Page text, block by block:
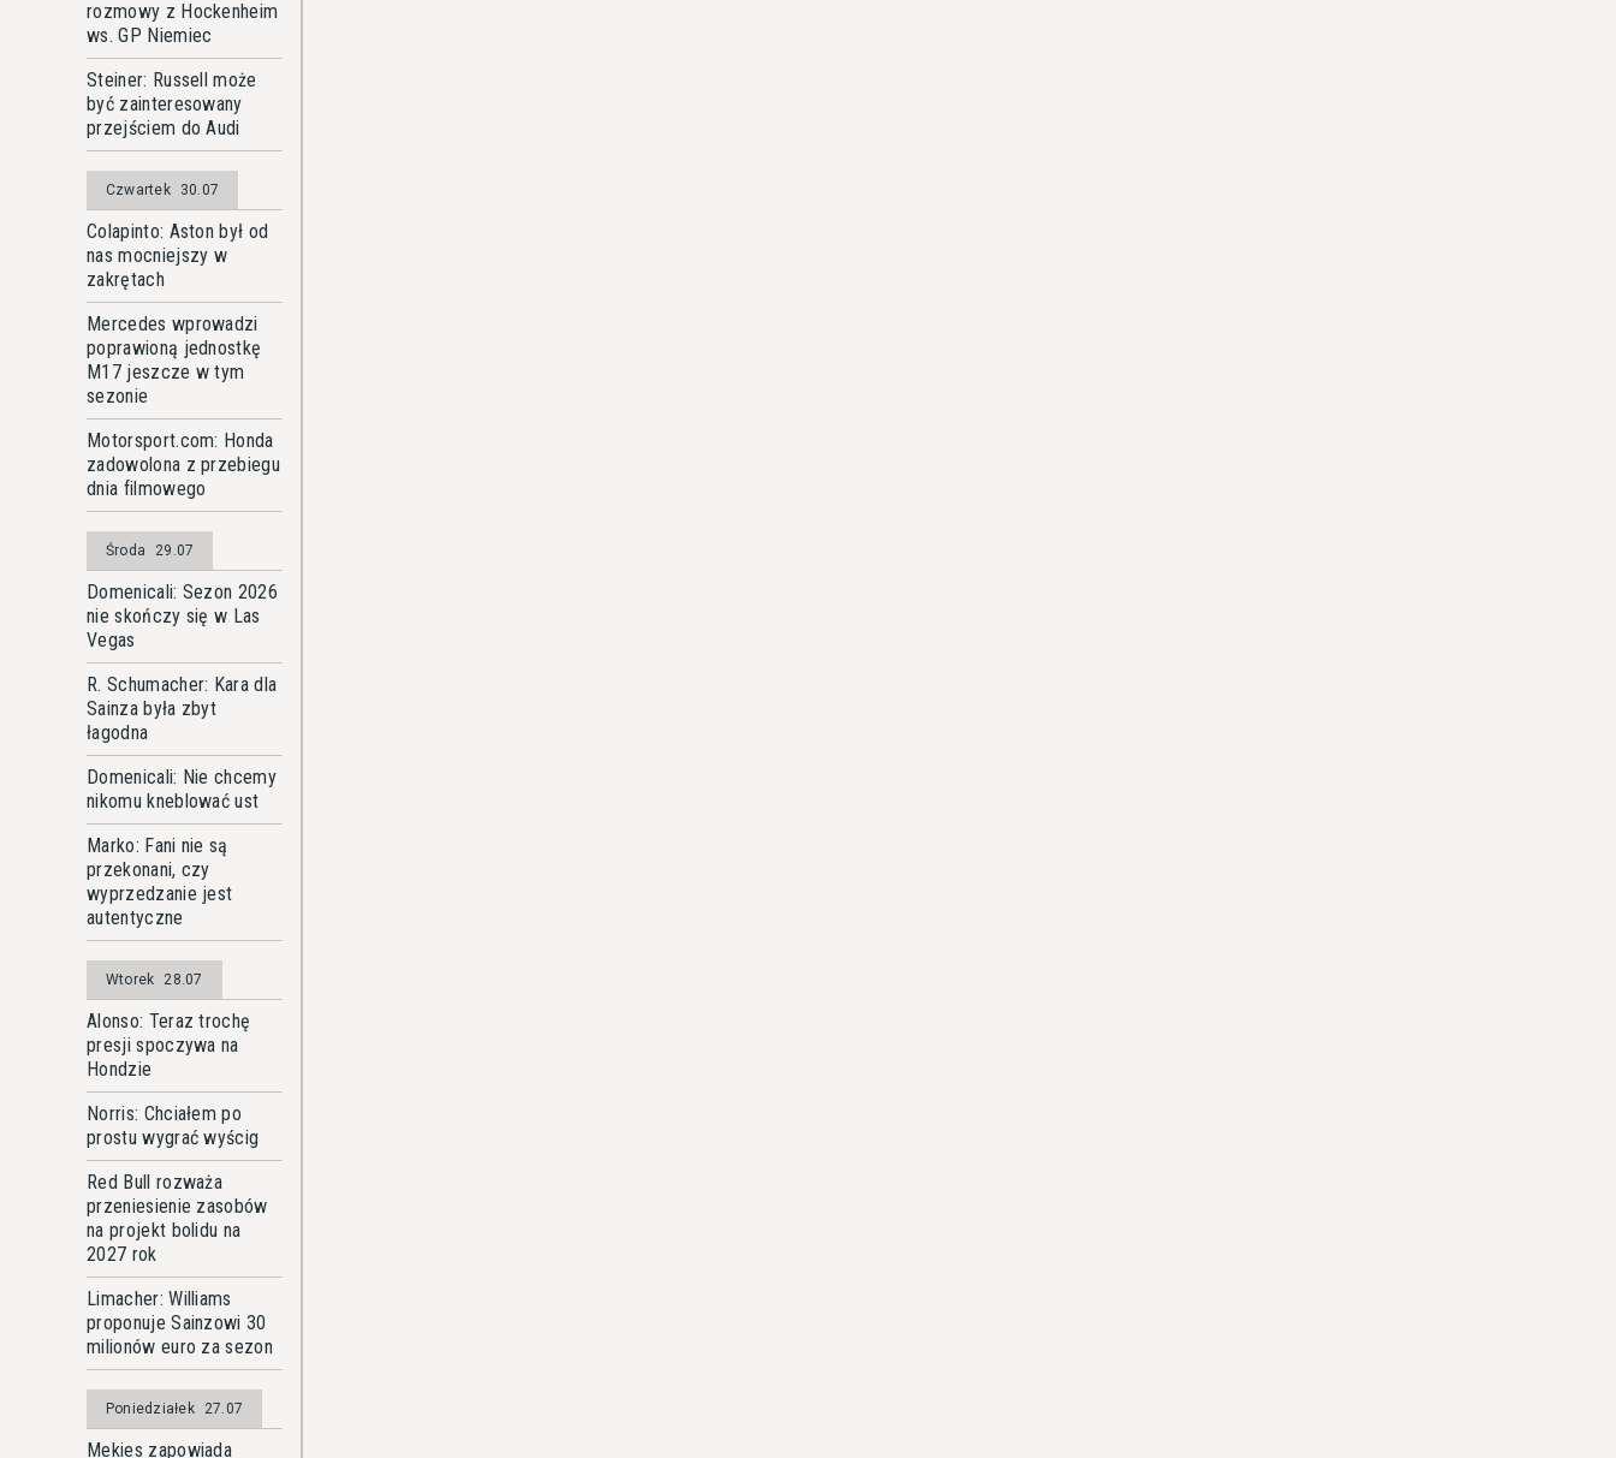
rozmowy z Hockenheim
ws. GP Niemiec
Steiner: Russell może
być zainteresowany
przejściem do Audi
Czwartek 30.07
Colapinto: Aston był od
nas mocniejszy w
zakrętach
Mercedes wprowadzi
poprawioną jednostkę
M17 jeszcze w tym
sezonie
Motorsport.com: Honda
zadowolona z przebiegu
dnia filmowego
Środa 29.07
Domenicali: Sezon 2026
nie skończy się w Las
Vegas
R. Schumacher: Kara dla
Sainza była zbyt
łagodna
Domenicali: Nie chcemy
nikomu kneblować ust
Marko: Fani nie są
przekonani, czy
wyprzedzanie jest
autentyczne
Wtorek 28.07
Alonso: Teraz trochę
presji spoczywa na
Hondzie
Norris: Chciałem po
prostu wygrać wyścig
Red Bull rozważa
przeniesienie zasobów
na projekt bolidu na
2027 rok
Limacher: Williams
proponuje Sainzowi 30
milionów euro za sezon
Poniedziałek 27.07
Mekies zapowiada